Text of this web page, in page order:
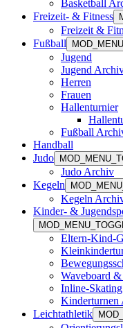
Basketball
Freizeit- & Fitness
Freizeit &
Fußball
Jugend
Jugend
Herren
Frauen
Hallenturnier
Fußball
Handball
Judo
Judo Archiv
Kegeln
Kegeln
Kinder- &
Eltern-Kind-
Waveboard
Inline-Skating
Kinderturnen
Leichtathletik